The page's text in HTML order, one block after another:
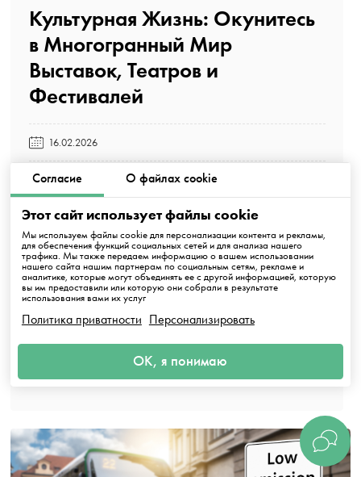
Согласие О файлах cookie
Этот сайт использует файлы cookie
Мы используем файлы cookie для персонализации контента и рекламы,
для обеспечения функций социальных сетей и для анализа нашего
трафика. Мы также передаем информацию о вашем использовании
нашего сайта нашим партнерам по социальным сетям, рекламе и
аналитике, которые могут объединять ее с другой информацией, которую
вы им предоставили или которую они собрали в результате
использования вами их услуг
Политика приватности Персонализировать
ОК, я понимаю
Культурная Жизнь: Окунитесь
в Многогранный Мир
Выставок, Театров и
Фестивалей️
16.02.2026
В современном мире культурная жизнь обладает
огромной значимостью для общества. Проживая в
эпоху цифровых технологий, люди стремятся не
только к информации, но и к переживаниям,
которые способны подарить только живые
культурные события. В этой статье мы погрузимся
в необъятный мир выставок, театров и
фестивалей. Узнаем, какие вопросы чаще всего
возникают у заинтересованной аудитории и
какие стратегические подходы способны
расширить возможности культурного досуга.